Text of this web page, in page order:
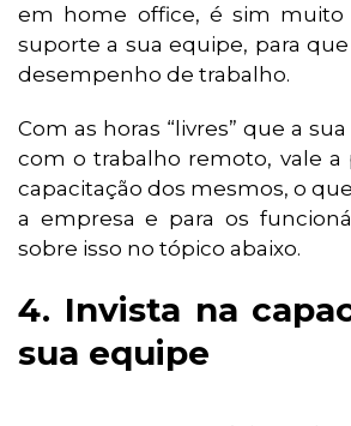
em home office, é sim
suporte a sua equipe, para
desempenho de trabalho.
Com as horas “livres” que a
com o trabalho remoto, vale a
capacitação dos mesmos, o
a empresa e para os
sobre isso no tópico abaixo.
4. Invista na
sua equipe